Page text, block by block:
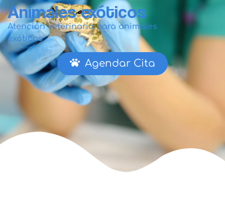
Animales exóticos
Atención veterinaria para animales
exóticos
Agendar Cita